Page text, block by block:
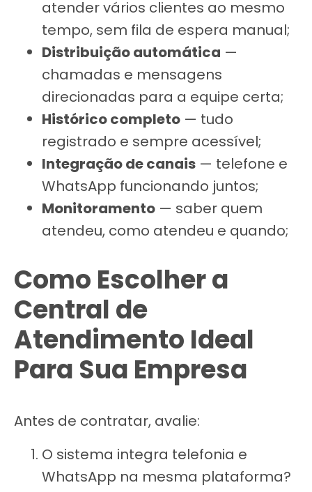
atender vários clientes ao mesmo
tempo, sem fila de espera manual;
Distribuição automática —
chamadas e mensagens
direcionadas para a equipe certa;
Histórico completo — tudo
registrado e sempre acessível;
Integração de canais — telefone e
WhatsApp funcionando juntos;
Monitoramento — saber quem
atendeu, como atendeu e quando;
Como Escolher a
Central de
Atendimento Ideal
Para Sua Empresa
Antes de contratar, avalie:
O sistema integra telefonia e
WhatsApp na mesma plataforma?